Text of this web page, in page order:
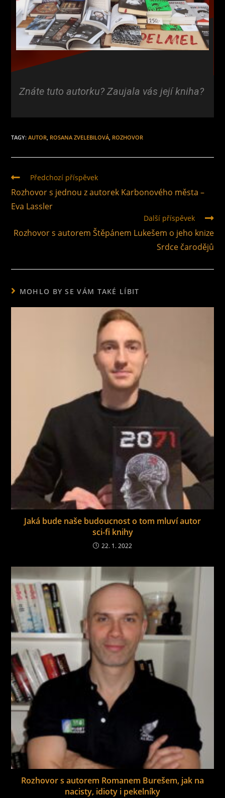
Znáte tuto autorku? Zaujala vás její kniha?
TAGY:AUTOR ROSANA ZVELEBILOVÁ ROZHOVOR
Předchozí příspěvek
Rozhovor s jednou z autorek Karbonového města –
Eva Lassler
Další příspěvek
Rozhovor s autorem Štěpánem Lukešem o jeho knize
Srdce čarodějů
MOHLO BY SE VÁM TAKÉ LÍBIT
Jaká bude naše budoucnost o tom mluví autor
sci-fi knihy
22. 1. 2022
Rozhovor s autorem Romanem Burešem, jak na
nacisty, idioty i pekelníky